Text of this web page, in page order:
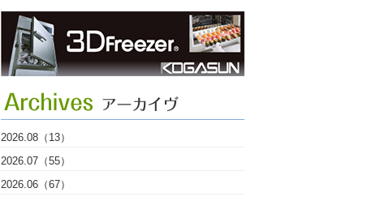
2026.08（13）
2026.07（55）
2026.06（67）